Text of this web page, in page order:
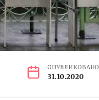
ОПУБЛИКОВАНО
31.10.2020